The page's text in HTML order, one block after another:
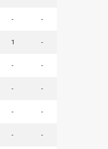
- -
1 -
- -
- -
- -
- -